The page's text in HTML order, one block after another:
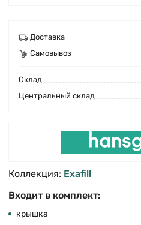
Доставка
Самовывоз
Cклад
Центральный склад
Коллекция: Exafill
Входит в комплект:
крышка